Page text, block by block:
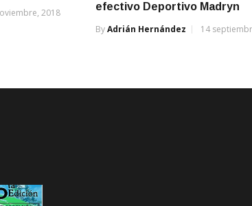
2018
efectivo Deportivo Madryn
ByAdrián Hernández 14